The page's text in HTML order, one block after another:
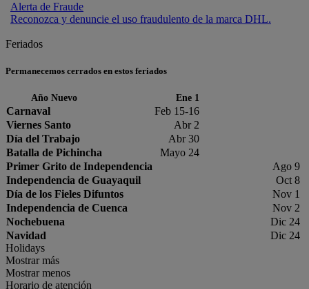
Alerta de Fraude
Reconozca y denuncie el uso fraudulento de la marca DHL.
Feriados
Permanecemos cerrados en estos feriados
Año Nuevo Ene 1
Carnaval
Feb 15-16
Viernes Santo
Abr 2
Día del Trabajo
Abr 30
Batalla de Pichincha
Mayo 24
Primer Grito de Independencia
Ago 9
Independencia de Guayaquil
Oct 8
Día de los Fieles Difuntos
Nov 1
Independencia de Cuenca
Nov 2
Nochebuena
Dic 24
Navidad
Dic 24
Holidays
Mostrar más
Mostrar menos
Horario de atención